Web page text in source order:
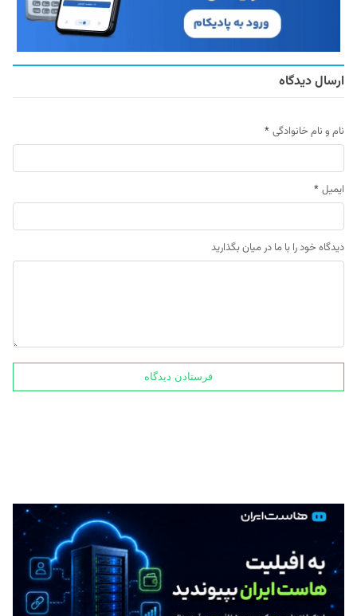
ارسال دیدگاه
نام و نام خانوادگی *
ایمیل *
دیدگاه خود را با ما در میان بگذارید